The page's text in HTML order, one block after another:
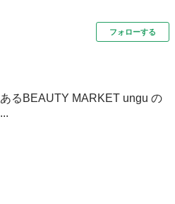
フォローする
るBEAUTY MARKET ungu の